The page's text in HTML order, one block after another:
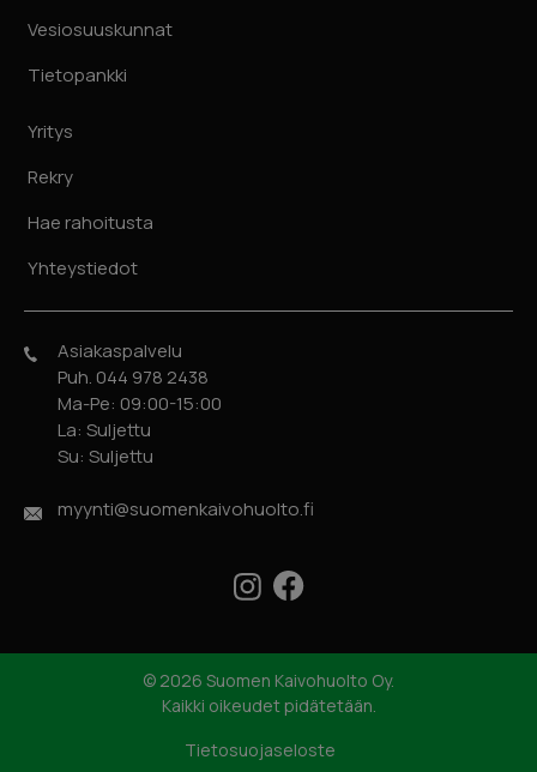
Vesiosuuskunnat
Tietopankki
Yritys
Rekry
Hae rahoitusta
Yhteystiedot
Asiakaspalvelu
Puh. 044 978 2438
Ma-Pe: 09:00-15:00
La: Suljettu
Su: Suljettu
myynti@suomenkaivohuolto.fi
InstagramFacebook
© 2026 Suomen Kaivohuolto Oy.
Kaikki oikeudet pidätetään.
Tietosuojaseloste